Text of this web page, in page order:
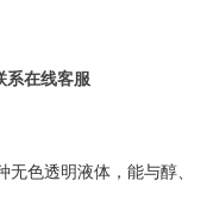
系在线客服
无色透明液体，能与醇、